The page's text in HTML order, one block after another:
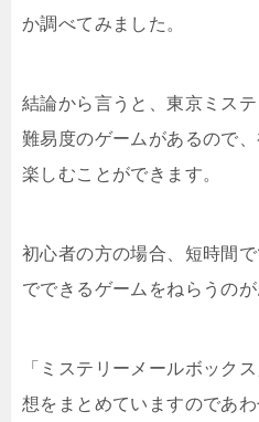
か調べてみました。
結論から言うと、東京ミス
難易度のゲームがあるので
楽しむことができます。
初心者の方の場合、短時間
でできるゲームをねらうのが
「ミステリーメールボック
想をまとめていますのであわ